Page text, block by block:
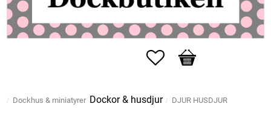
Favoriter
Kundvagn
Dockhus & miniatyrer Dockor & husdjur DJUR HUSDJUR